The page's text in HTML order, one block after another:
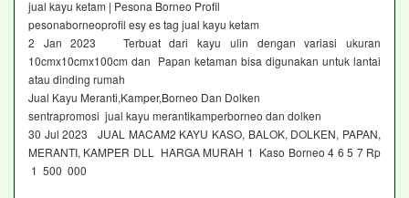
jual kayu ketam | Pesona Borneo Profil
pesonaborneoprofil esy es tag jual kayu ketam
2 Jan 2023 Terbuat dari kayu ulin dengan variasi ukuran
10cmx10cmx100cm dan Papan ketaman bisa digunakan untuk lantai
atau dinding rumah
Jual Kayu Meranti,Kamper,Borneo Dan Dolken
sentrapromosi jual kayu merantikamperborneo dan dolken
30 Jul 2023 JUAL MACAM2 KAYU KASO, BALOK, DOLKEN, PAPAN,
MERANTI, KAMPER DLL HARGA MURAH 1 Kaso Borneo 4 6 5 7 Rp
1 500 000